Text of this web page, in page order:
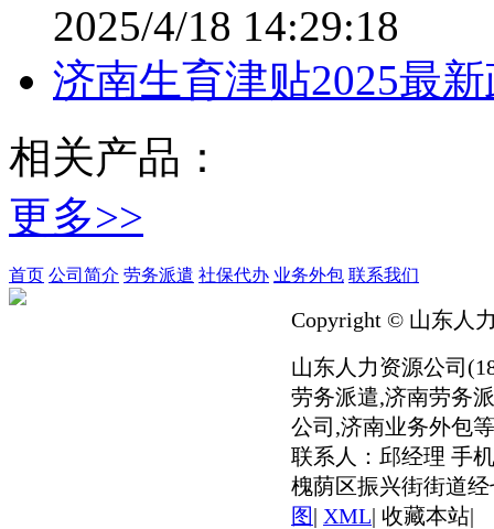
2025/4/18 14:29:18
济南生育津贴2025最
相关产品：
更多>>
首页 公司简介 劳务派遣 社保代办 业务外包 联系我们
Copyright © 山东人
山东人力资源公司
劳务派遣,济南劳务
公司,济南业务外包
联系人：邱经理 手
槐荫区振兴街街道
图| XML| 收藏本站|